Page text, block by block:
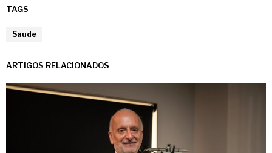
TAGS
Saude
ARTIGOS RELACIONADOS